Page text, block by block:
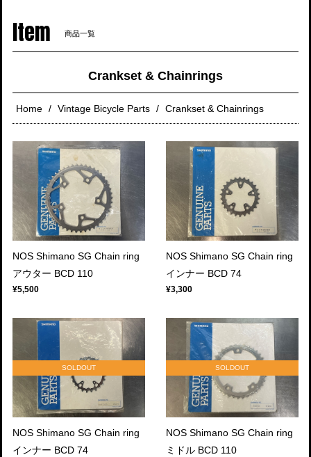
Item 商品一覧
Crankset & Chainrings
Home Vintage Bicycle Parts Crankset & Chainrings
NOS Shimano SG Chain ring
アウター BCD 110
¥5,500
NOS Shimano SG Chain ring
インナー BCD 74
¥3,300
SOLDOUT
NOS Shimano SG Chain ring
インナー BCD 74
SOLDOUT
NOS Shimano SG Chain ring
ミドル BCD 110